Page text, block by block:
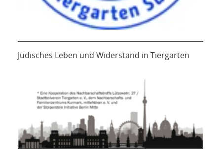
Jüdisches Leben und Widerstand in Tiergarten